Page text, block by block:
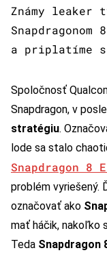
Známy leaker
a priplatíme
Spoločnosť
Snapdragon, v
stratégiu.
lode sa stalo
Snapdragon 8
problém vyriešený.
označovať ako
mať háčik, nakoľko
Teda Snapdragon